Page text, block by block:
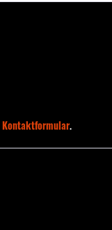
Kontaktformular.